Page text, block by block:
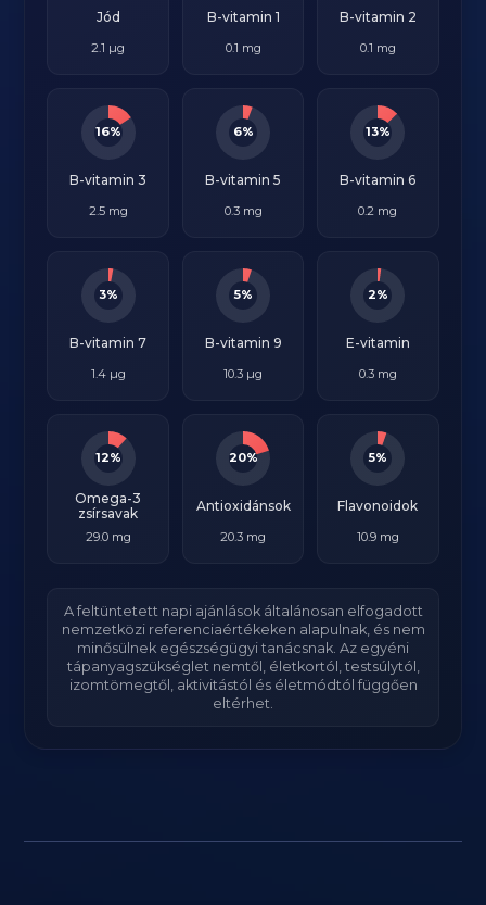
Jód
2.1 µg
B-vitamin 1
0.1 mg
B-vitamin 2
0.1 mg
16%
B-vitamin 3
2.5 mg
6%
B-vitamin 5
0.3 mg
13%
B-vitamin 6
0.2 mg
3%
B-vitamin 7
1.4 µg
5%
B-vitamin 9
10.3 µg
2%
E-vitamin
0.3 mg
12%
Omega-3
zsírsavak
29.0 mg
20%
Antioxidánsok
20.3 mg
5%
Flavonoidok
10.9 mg
A feltüntetett napi ajánlások általánosan elfogadott
nemzetközi referenciaértékeken alapulnak, és nem
minősülnek egészségügyi tanácsnak. Az egyéni
tápanyagszükséglet nemtől, életkortól, testsúlytól,
izomtömegtől, aktivitástól és életmódtól függően
eltérhet.